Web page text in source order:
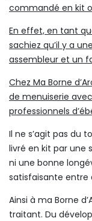
commandé en kit
En effet, en tant
sachiez qu’il y a
assembleur et un
Chez Ma Borne
de menuiserie
professionnels
Il ne s’agit pas du
livré en kit par une
ni une bonne
satisfaisante entre
Ainsi à ma Borne
traitant. Du